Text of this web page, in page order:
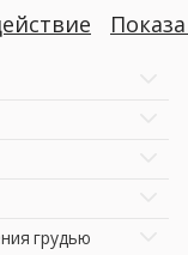
грудью